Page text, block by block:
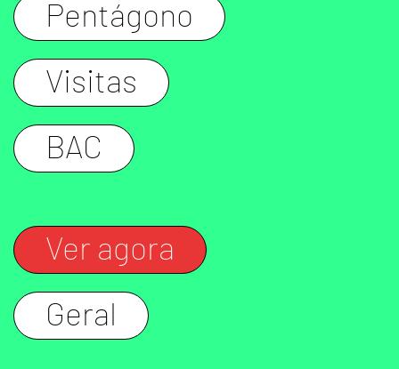
Pentágono
Visitas
BAC
Ver agora
Geral